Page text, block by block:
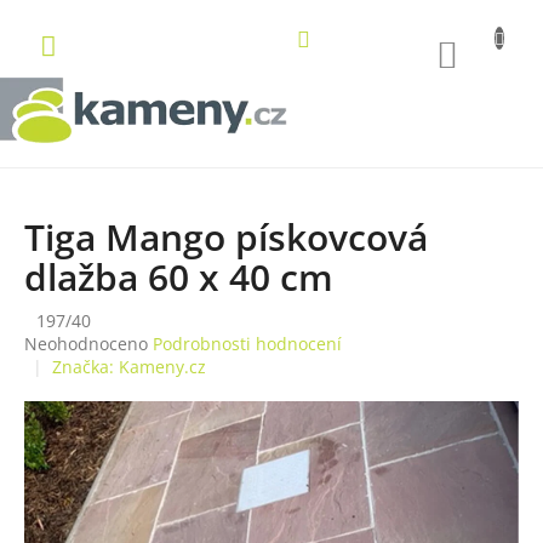
obsah
Tiga Mango pískovcová
dlažba 60 x 40 cm
197/40
Průměrné
hodnocení
je
0,0
z
5
hvězdiček.
Neohodnoceno Podrobnosti hodnocení
Značka: Kameny.cz